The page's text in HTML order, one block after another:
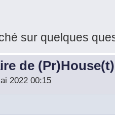
sur quelques
de (Pr)House(t)
2022 00:15